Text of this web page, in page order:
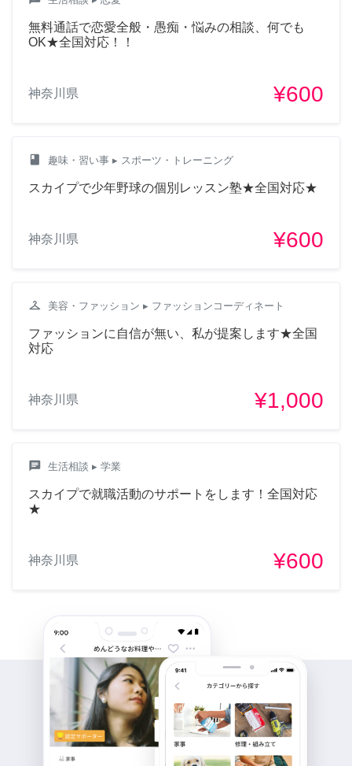
無料通話で恋愛全般・愚痴・悩みの相談、何でも
OK★全国対応！！
神奈川県 ¥600
class 趣味・習い事 ▸ スポーツ・トレーニング
スカイプで少年野球の個別レッスン塾★全国対応★
神奈川県 ¥600
checkroom 美容・ファッション ▸ ファッションコーディネート
ファッションに自信が無い、私が提案します★全国
対応
神奈川県 ¥1,000
chat 生活相談 ▸ 学業
スカイプで就職活動のサポートをします！全国対応
★
神奈川県 ¥600